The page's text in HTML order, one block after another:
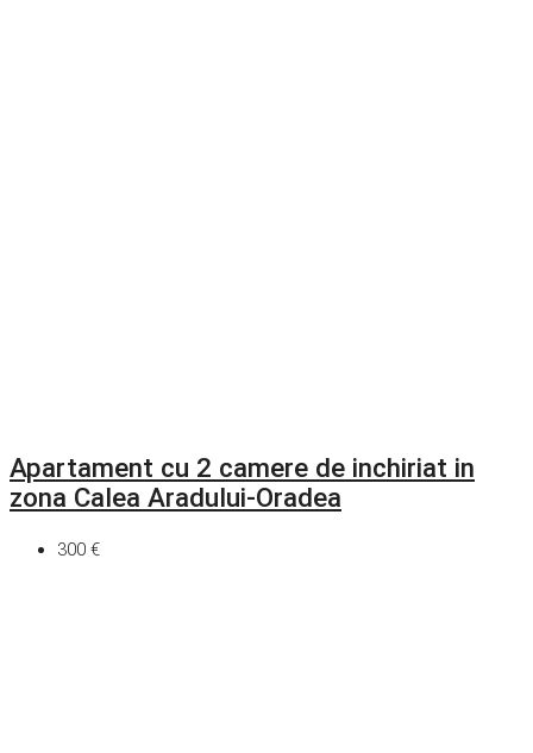
Apartament cu 2 camere de inchiriat in
zona Calea Aradului-Oradea
300 €